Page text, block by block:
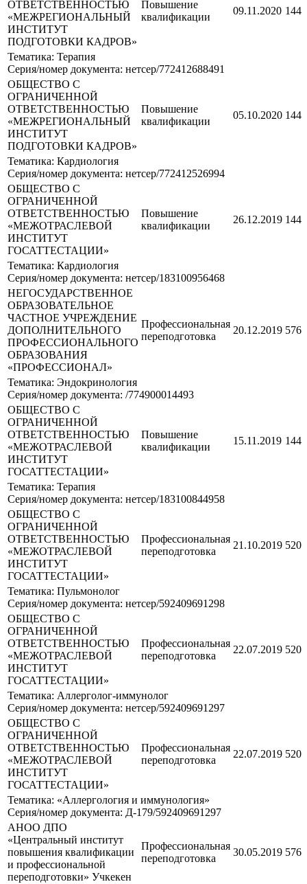
ОТВЕТСТВЕННОСТЬЮ
«МЕЖРЕГИОНАЛЬНЫЙ
ИНСТИТУТ
ПОДГОТОВКИ КАДРОВ»
Повышение
квалификации
09.11.2020 144
Тематика: Терапия
Серия/номер документа: нетсер/772412688491
ОБЩЕСТВО С
ОГРАНИЧЕННОЙ
ОТВЕТСТВЕННОСТЬЮ
«МЕЖРЕГИОНАЛЬНЫЙ
ИНСТИТУТ
ПОДГОТОВКИ КАДРОВ»
Повышение
квалификации
05.10.2020 144
Тематика: Кардиология
Серия/номер документа: нетсер/772412526994
ОБЩЕСТВО С
ОГРАНИЧЕННОЙ
ОТВЕТСТВЕННОСТЬЮ
«МЕЖОТРАСЛЕВОЙ
ИНСТИТУТ
ГОСАТТЕСТАЦИИ»
Повышение
квалификации
26.12.2019 144
Тематика: Кардиология
Серия/номер документа: нетсер/183100956468
НЕГОСУДАРСТВЕННОЕ
ОБРАЗОВАТЕЛЬНОЕ
ЧАСТНОЕ УЧРЕЖДЕНИЕ
ДОПОЛНИТЕЛЬНОГО
ПРОФЕССИОНАЛЬНОГО
ОБРАЗОВАНИЯ
«ПРОФЕССИОНАЛ»
Профессиональная
переподготовка
20.12.2019 576
Тематика: Эндокринология
Серия/номер документа: /774900014493
ОБЩЕСТВО С
ОГРАНИЧЕННОЙ
ОТВЕТСТВЕННОСТЬЮ
«МЕЖОТРАСЛЕВОЙ
ИНСТИТУТ
ГОСАТТЕСТАЦИИ»
Повышение
квалификации
15.11.2019 144
Тематика: Терапия
Серия/номер документа: нетсер/183100844958
ОБЩЕСТВО С
ОГРАНИЧЕННОЙ
ОТВЕТСТВЕННОСТЬЮ
«МЕЖОТРАСЛЕВОЙ
ИНСТИТУТ
ГОСАТТЕСТАЦИИ»
Профессиональная
переподготовка
21.10.2019 520
Тематика: Пульмонолог
Серия/номер документа: нетсер/592409691298
ОБЩЕСТВО С
ОГРАНИЧЕННОЙ
ОТВЕТСТВЕННОСТЬЮ
«МЕЖОТРАСЛЕВОЙ
ИНСТИТУТ
ГОСАТТЕСТАЦИИ»
Профессиональная
переподготовка
22.07.2019 520
Тематика: Аллерголог-иммунолог
Серия/номер документа: нетсер/592409691297
ОБЩЕСТВО С
ОГРАНИЧЕННОЙ
ОТВЕТСТВЕННОСТЬЮ
«МЕЖОТРАСЛЕВОЙ
ИНСТИТУТ
ГОСАТТЕСТАЦИИ»
Профессиональная
переподготовка
22.07.2019 520
Тематика: «Аллергология и иммунология»
Серия/номер документа: Д-179/592409691297
АНОО ДПО
«Центральный институт
повышения квалификации
и профессиональной
переподготовки» Учкекен
Профессиональная
переподготовка
30.05.2019 576